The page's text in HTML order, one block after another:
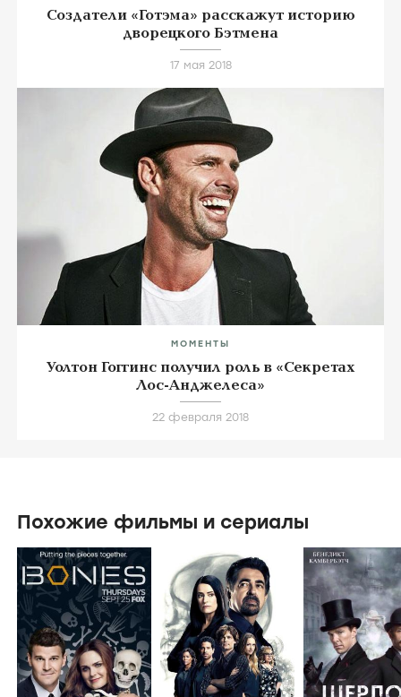
Создатели «Готэма» расскажут историю
дворецкого Бэтмена
17 мая 2018
МОМЕНТЫ
Уолтон Гоггинс получил роль в «Секретах
Лос-Анджелеса»
22 февраля 2018
Похожие фильмы и сериалы